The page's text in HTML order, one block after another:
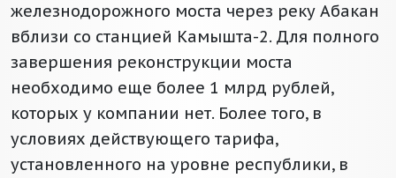
железнодорожного моста через реку Абакан
вблизи со станцией Камышта-2. Для полного
завершения реконструкции моста
необходимо еще более 1 млрд рублей,
которых у компании нет. Более того, в
условиях действующего тарифа,
установленного на уровне республики, в